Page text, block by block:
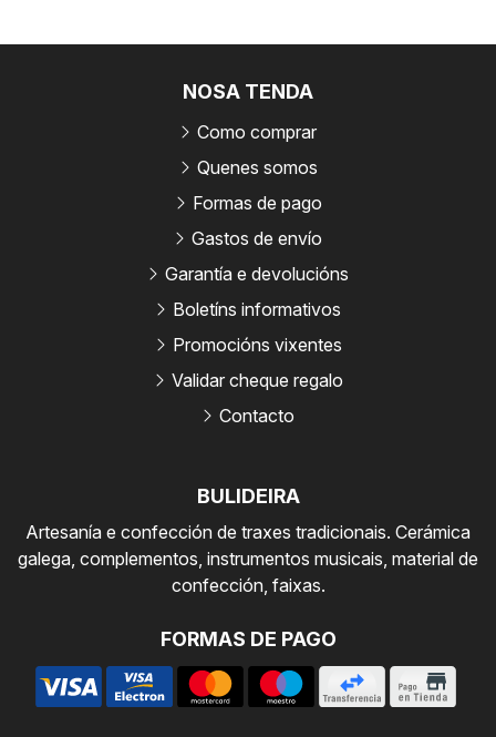
BULIDEIRA
Artesanía e confección de traxes tradicionais. Cerámica
galega, complementos, instrumentos musicais, material de
confección, faixas.
FORMAS DE PAGO
NOSA TENDA
Como comprar
Quenes somos
Formas de pago
Gastos de envío
Garantía e devolucións
Boletíns informativos
Promocións vixentes
Validar cheque regalo
Contacto